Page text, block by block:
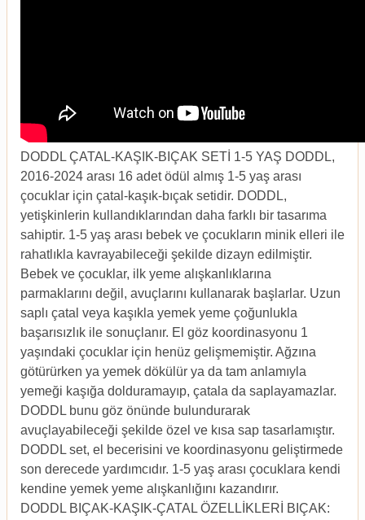
DODDL ÇATAL-KAŞIK-BIÇAK SETİ 1-5 YAŞ DODDL,
2016-2024 arası 16 adet ödül almış 1-5 yaş arası
çocuklar için çatal-kaşık-bıçak setidir. DODDL,
yetişkinlerin kullandıklarından daha farklı bir tasarıma
sahiptir. 1-5 yaş arası bebek ve çocukların minik elleri ile
rahatlıkla kavrayabileceği şekilde dizayn edilmiştir.
Bebek ve çocuklar, ilk yeme alışkanlıklarına
parmaklarını değil, avuçlarını kullanarak başlarlar. Uzun
saplı çatal veya kaşıkla yemek yeme çoğunlukla
başarısızlık ile sonuçlanır. El göz koordinasyonu 1
yaşındaki çocuklar için henüz gelişmemiştir. Ağzına
götürürken ya yemek dökülür ya da tam anlamıyla
yemeği kaşığa dolduramayıp, çatala da saplayamazlar.
DODDL bunu göz önünde bulundurarak
avuçlayabileceği şekilde özel ve kısa sap tasarlamıştır.
DODDL set, el becerisini ve koordinasyonu geliştirmede
son derecede yardımcıdır. 1-5 yaş arası çocuklara kendi
kendine yemek yeme alışkanlığını kazandırır.
DODDL BIÇAK-KAŞIK-ÇATAL ÖZELLİKLERİ BIÇAK: